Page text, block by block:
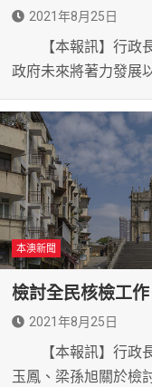
2021年8月25日
【本報訊】行政長
政府未來將著力發展
本澳新聞
檢討全民核檢工
2021年8月25日
【本報訊】行政長
玉鳳、梁孫旭關於檢